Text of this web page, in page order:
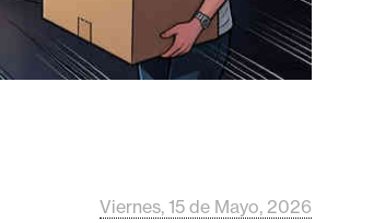
Viernes, 15 de Mayo, 2026